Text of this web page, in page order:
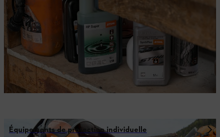
Équipements de protection individuelle